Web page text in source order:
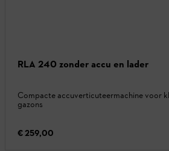
RLA 240 zonder accu en lader
Compacte accuverticuteermachine voor
gazons
€ 259,00